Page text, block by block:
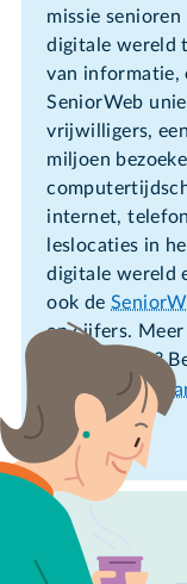
missie senioren
digitale wereld
van informatie,
SeniorWeb
vrijwilligers,
miljoen
internet,
leslocaties in
digitale wereld
ook de
en cijfers. Meer
samenleving?
midden in de